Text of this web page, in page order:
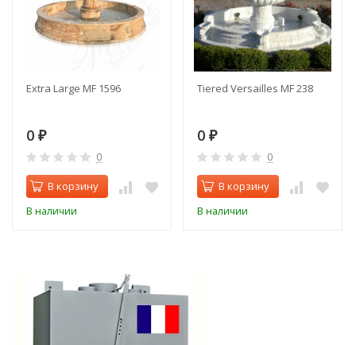
Extra Large MF 1596
0 ₽
0
В корзину
В наличии
Tiered Versailles MF 238
0 ₽
0
В корзину
В наличии